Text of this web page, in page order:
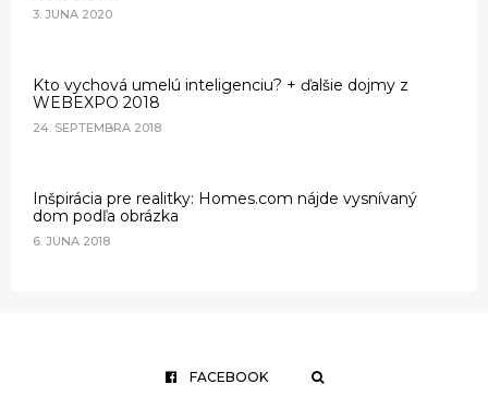
3. JÚNA 2020
Kto vychová umelú inteligenciu? + ďalšie dojmy z
WEBEXPO 2018
24. SEPTEMBRA 2018
Inšpirácia pre realitky: Homes.com nájde vysnívaný
dom podľa obrázka
6. JÚNA 2018
FACEBOOK